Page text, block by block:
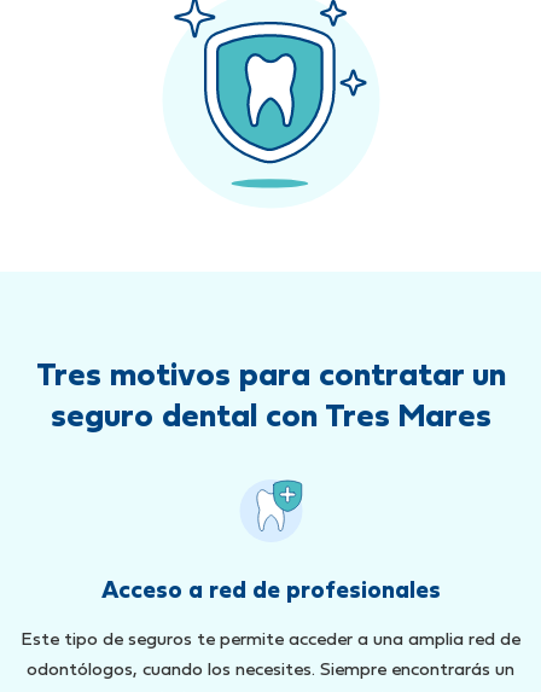
Tres motivos para contratar un
seguro dental con Tres Mares
Acceso a red de profesionales
Este tipo de seguros te permite acceder a una amplia red de
odontólogos, cuando los necesites. Siempre encontrarás un